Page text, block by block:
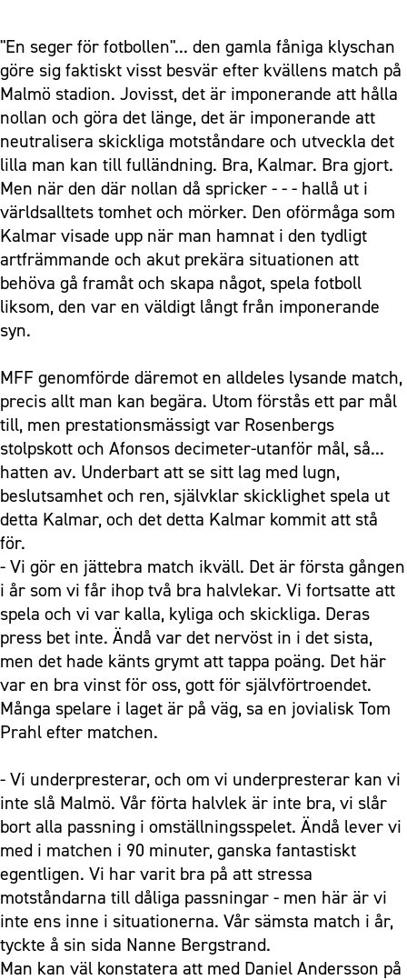
"En seger för fotbollen"... den gamla fåniga klyschan
göre sig faktiskt visst besvär efter kvällens match på
Malmö stadion. Jovisst, det är imponerande att hålla
nollan och göra det länge, det är imponerande att
neutralisera skickliga motståndare och utveckla det
lilla man kan till fulländning. Bra, Kalmar. Bra gjort.
Men när den där nollan då spricker - - - hallå ut i
världsalltets tomhet och mörker. Den oförmåga som
Kalmar visade upp när man hamnat i den tydligt
artfrämmande och akut prekära situationen att
behöva gå framåt och skapa något, spela fotboll
liksom, den var en väldigt långt från imponerande
syn.
MFF genomförde däremot en alldeles lysande match,
precis allt man kan begära. Utom förstås ett par mål
till, men prestationsmässigt var Rosenbergs
stolpskott och Afonsos decimeter-utanför mål, så...
hatten av. Underbart att se sitt lag med lugn,
beslutsamhet och ren, självklar skicklighet spela ut
detta Kalmar, och det detta Kalmar kommit att stå
för.
- Vi gör en jättebra match ikväll. Det är första gången
i år som vi får ihop två bra halvlekar. Vi fortsatte att
spela och vi var kalla, kyliga och skickliga. Deras
press bet inte. Ändå var det nervöst in i det sista,
men det hade känts grymt att tappa poäng. Det här
var en bra vinst för oss, gott för självförtroendet.
Många spelare i laget är på väg, sa en jovialisk Tom
Prahl efter matchen.
- Vi underpresterar, och om vi underpresterar kan vi
inte slå Malmö. Vår förta halvlek är inte bra, vi slår
bort alla passning i omställningsspelet. Ändå lever vi
med i matchen i 90 minuter, ganska fantastiskt
egentligen. Vi har varit bra på att stressa
motståndarna till dåliga passningar - men här är vi
inte ens inne i situationerna. Vår sämsta match i år,
tyckte å sin sida Nanne Bergstrand.
Man kan väl konstatera att med Daniel Andersson på